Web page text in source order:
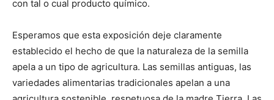
con tal o cual producto químico.
Esperamos que esta exposición deje claramente
establecido el hecho de que la naturaleza de la semilla
apela a un tipo de agricultura. Las semillas antiguas, las
variedades alimentarias tradicionales apelan a una